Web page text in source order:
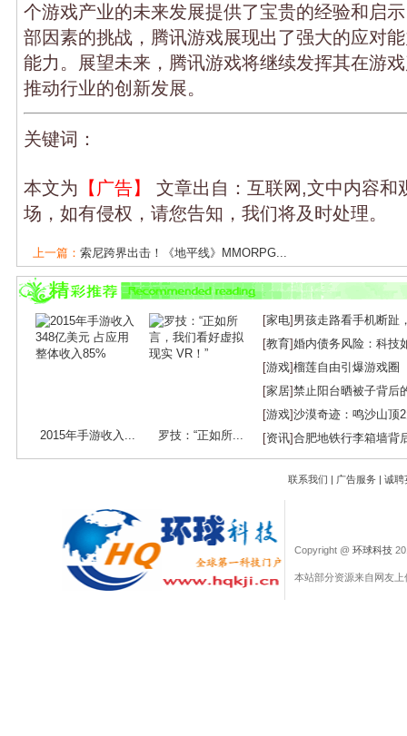
个游戏产业的未来发展提供了宝贵的经验和启
部因素的挑战，腾讯游戏展现出了强大的应对
能力。展望未来，腾讯游戏将继续发挥其在游
推动行业的创新发展。
关键词：
本文为 【广告】
文章出自：互联网,文中内容和
场，如有侵权，请您告知，我们将及时处理。
上一篇： 索尼跨界出击！《地平线》MMORPG...
下一篇：游戏界的奥斯卡——TGA2025年度游...
2015年手游收入... 罗技：“正如所...
[家电] 男孩走路看手机断趾
[教育]婚内债务风险：科技
[游戏]榴莲自由引爆游戏圈
[家居]禁止阳台晒被子背后
[游戏]沙漠奇迹：鸣沙山顶
[资讯]合肥地铁行李箱墙背
联系我们 | 广告服务 | 诚聘
Copyright @ 环球科技
本站部分资源来自网友